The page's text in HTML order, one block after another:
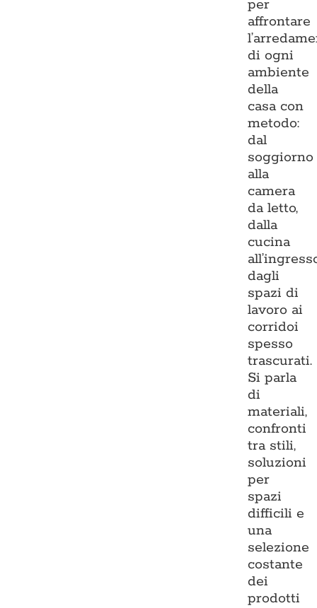
per
affrontare
di ogni
ambiente
della
casa con
metodo:
dal
soggiorno
alla
camera
da letto,
dalla
cucina
dagli
spazi di
lavoro ai
corridoi
spesso
trascurati.
Si parla
di
materiali,
confronti
tra stili,
soluzioni
per
spazi
difficili e
una
selezione
costante
dei
prodotti